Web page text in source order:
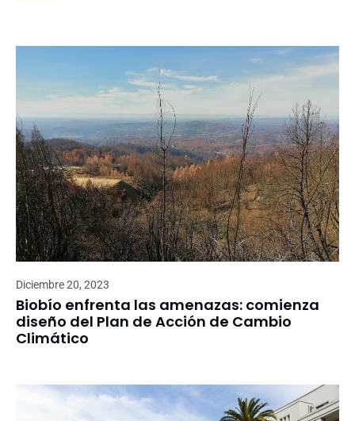
Diciembre 20, 2023
Biobío enfrenta las amenazas: comienza
diseño del Plan de Acción de Cambio
Climático